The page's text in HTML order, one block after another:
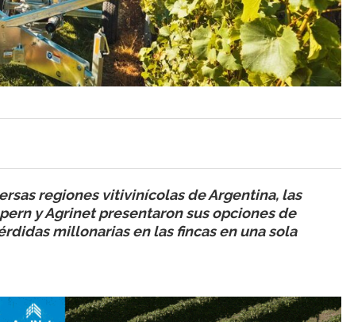
regiones vitivinícolas de Argentina, las
y Agrinet presentaron sus opciones de
millonarias en las fincas en una sola